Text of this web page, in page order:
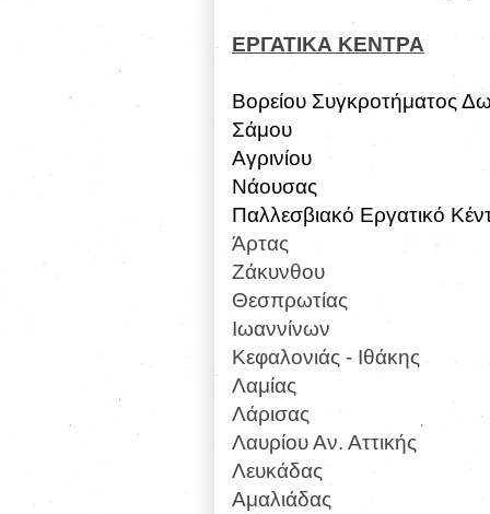
ΕΡΓΑΤΙΚΑ ΚΕΝΤΡΑ
Βορείου Συγκροτήματος
Σάμου
Αγρινίου
Νάουσας
Παλλεσβιακό Εργατικό
Άρτας
Ζάκυνθου
Θεσπρωτίας
Ιωαννίνων
Κεφαλονιάς - Ιθάκης
Λαμίας
Λάρισας
Λαυρίου Αν. Αττικής
Λευκάδας
Αμαλιάδας